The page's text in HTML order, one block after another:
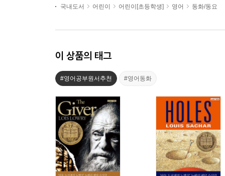
국내도서
어린이 어린이[초등학생] 영어 동화/동요
이 상품의 태그
#영어공부원서추천 #영어동화